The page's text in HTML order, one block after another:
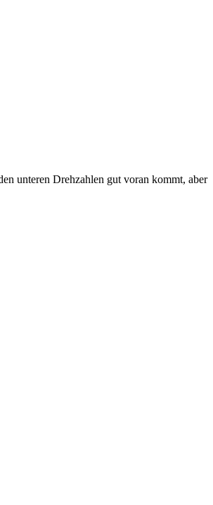
unteren Drehzahlen gut voran kommt, aber